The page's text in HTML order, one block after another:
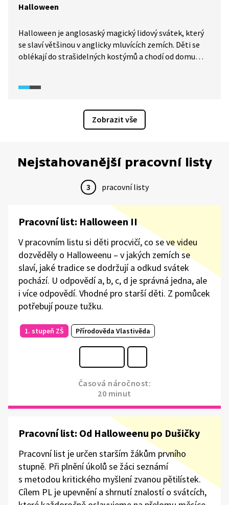
Halloween
Halloween je anglosaský magický lidový svátek, který
se slaví většinou v anglicky mluvících zemích. Děti se
oblékají do strašidelných kostýmů a chodí od domu
svíčkou uvnitř, dále čarodějky, duchové, černé kočky,
Typickými barvami jsou oranžová a černá.
Zobrazit vše
Nejstahovanější pracovní listy
3 pracovní listy
Pracovní list: Halloween II
V pracovním listu si děti procvičí, co se ve videu
dozvěděly o Halloweenu – v jakých zemích se
slaví, jaké tradice se dodržují a odkud svátek
pochází. U odpovědí a, b, c, d je správná jedna, ale
i více odpovědí. Vhodné pro starší děti. Z pomůcek
potřebují pouze tužku.
1. stupeň ZŠ Přírodověda Vlastivěda
Časová náročnost:
20 minut
Pracovní list: Od Halloweenu po Dušičky
Pracovní list je určen starším žákům prvního
stupně. Při plnění úkolů se žáci seznámí
s metodou kritického myšlení zvanou pětilístek.
Cílem PL je upevnění a shrnutí znalostí o svátcích,